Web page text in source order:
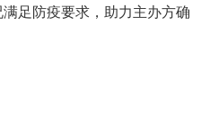
足防疫要求，助力主办方确